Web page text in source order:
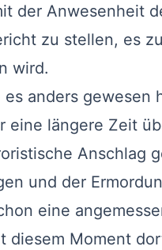
der Anwesenheit
zu stellen, es
wird.
anders gewesen
eine längere Zeit
Anschlag
und der
eine
diesem Moment